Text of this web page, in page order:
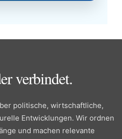
verbindet.
politische, wirtschaftliche,
Entwicklungen. Wir ordnen
und machen relevante